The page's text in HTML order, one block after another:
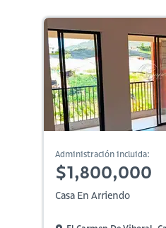
Administración incluida:
$1,800,000
Casa En Arriendo